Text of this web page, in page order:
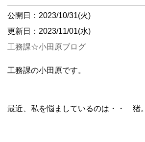
公開日：2023/10/31(火)
更新日：2023/11/01(水)
工務課☆小田原ブログ
工務課の小田原です。
最近、私を悩ましているのは・・ 猪。